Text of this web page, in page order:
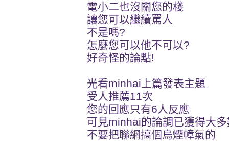
電小二也沒關您的棧
讓您可以繼續罵人
不是嗎?
怎麼您可以他不可以?
好奇怪的論點!
光看minhai上篇發表主題
受人推薦11次
您的回應只有6人反應
可見minhai的論調已獲得大
不要把聯網搞個烏煙幛氣的